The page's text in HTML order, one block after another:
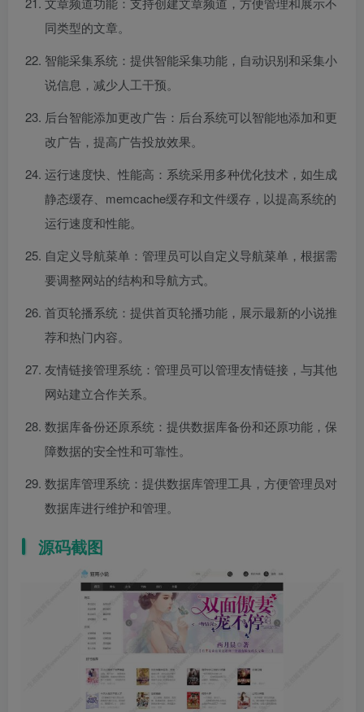
同类型的文章。
智能采集系统：提供智能采集功能，自动识别和采集小
说信息，减少人工干预。
后台智能添加更改广告：后台系统可以智能地添加和更
改广告，提高广告投放效果。
运行速度快、性能高：系统采用多种优化技术，如生成
静态缓存、memcache缓存和文件缓存，以提高系统的
运行速度和性能。
自定义导航菜单：管理员可以自定义导航菜单，根据需
要调整网站的结构和导航方式。
首页轮播系统：提供首页轮播功能，展示最新的小说推
荐和热门内容。
友情链接管理系统：管理员可以管理友情链接，与其他
网站建立合作关系。
数据库备份还原系统：提供数据库备份和还原功能，保
障数据的安全性和可靠性。
数据库管理系统：提供数据库管理工具，方便管理员对
数据库进行维护和管理。
源码截图